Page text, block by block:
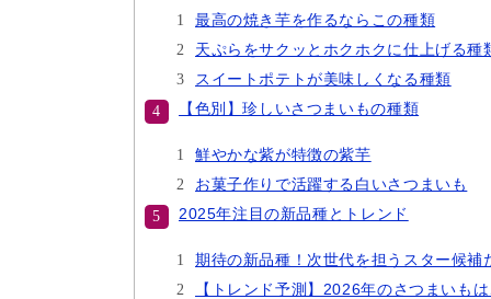
最高の焼き芋を作るならこの種類
天ぷらをサクッとホクホクに仕上げる種
スイートポテトが美味しくなる種類
【色別】珍しいさつまいもの種類
鮮やかな紫が特徴の紫芋
お菓子作りで活躍する白いさつまいも
2025年注目の新品種とトレンド
期待の新品種！次世代を担うスター候補
【トレンド予測】2026年のさつまいもは